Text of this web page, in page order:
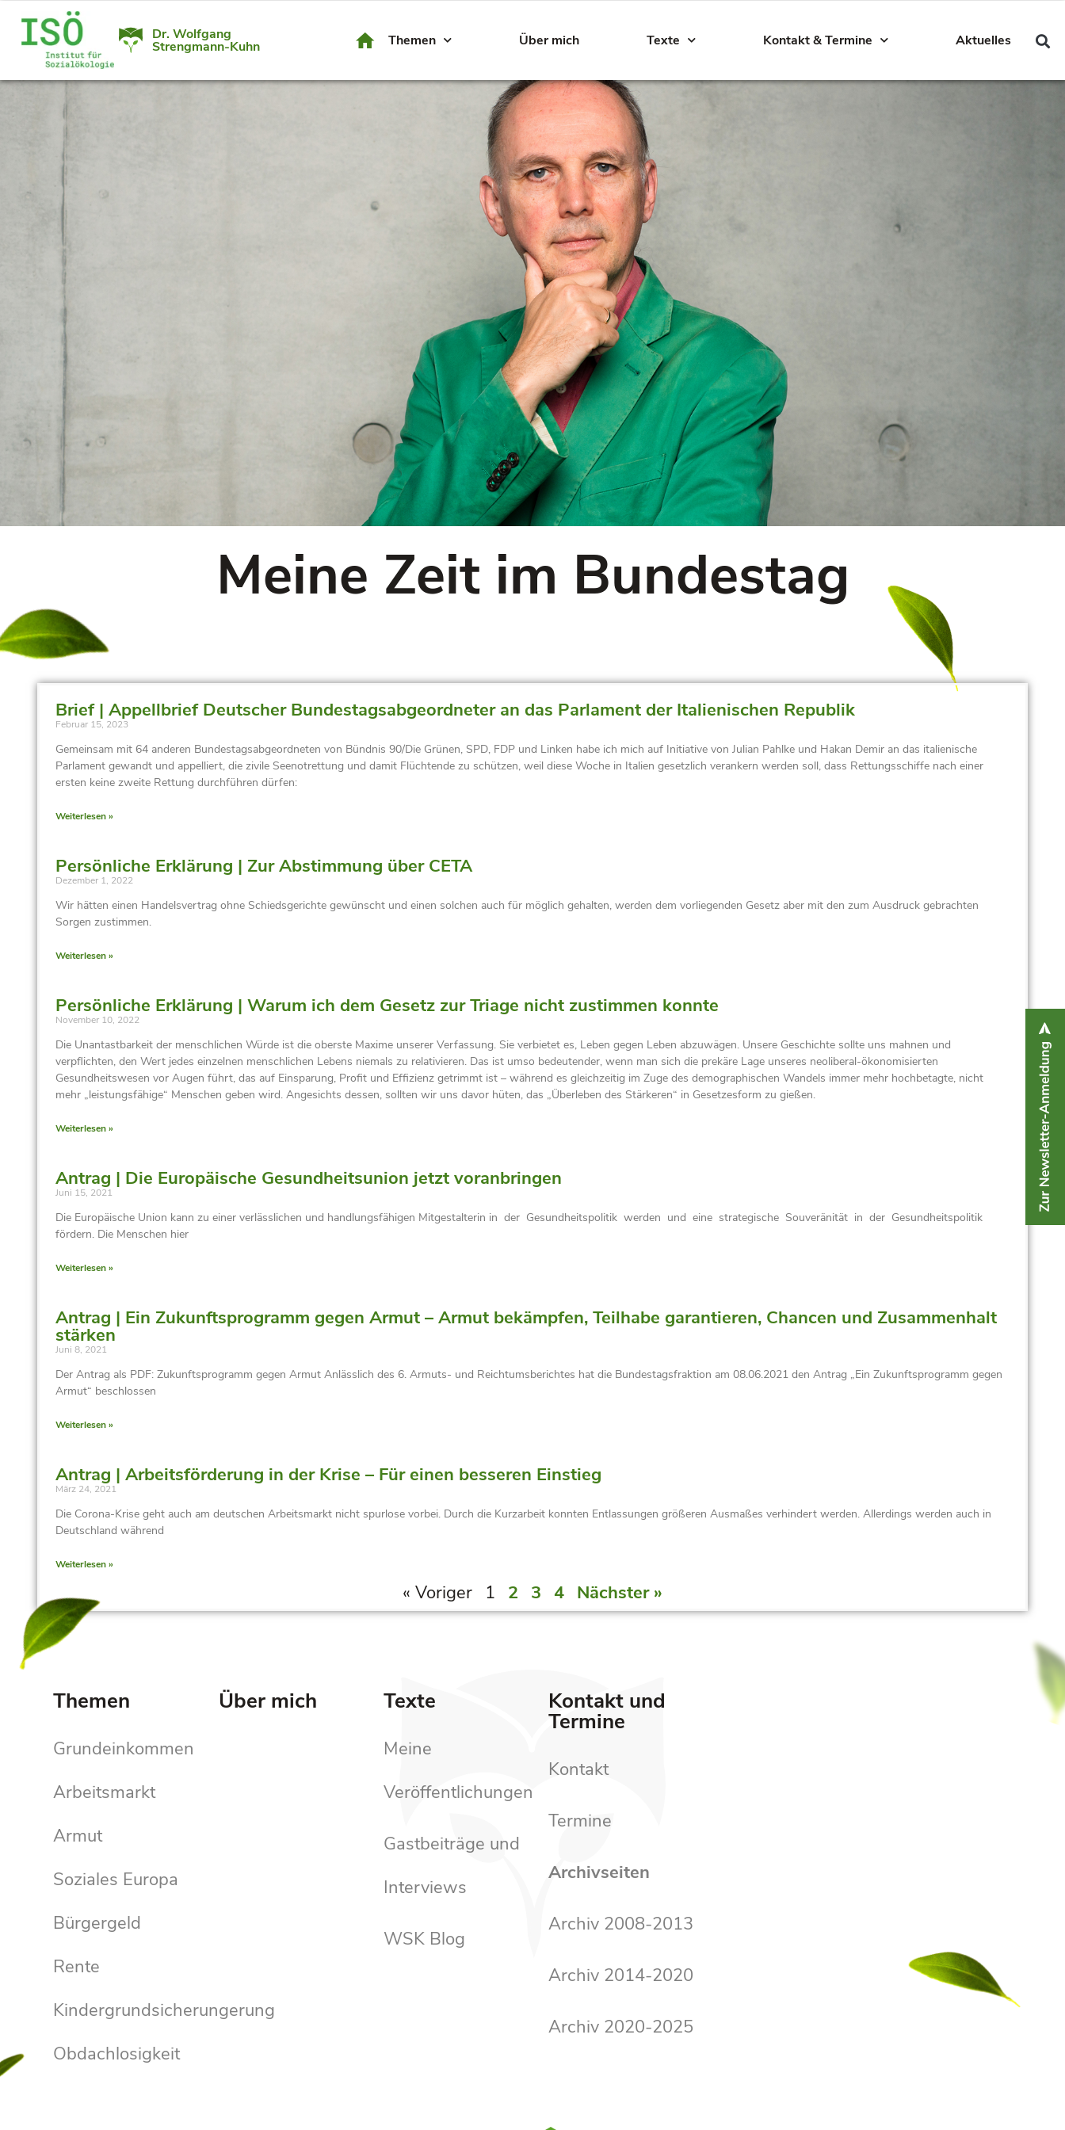
Dr. Wolfgang
Strengmann-Kuhn Themen Über mich Texte Kontakt & Termine Aktuelles
Meine Zeit im Bundestag
Brief | Appellbrief Deutscher Bundestagsabgeordneter an das Parlament der Italienischen Republik
Februar 15, 2023
Gemeinsam mit 64 anderen Bundestagsabgeordneten von Bündnis 90/Die Grünen, SPD, FDP und Linken habe ich mich auf Initiative von Julian Pahlke und Hakan Demir an das italienische
Parlament gewandt und appelliert, die zivile Seenotrettung und damit Flüchtende zu schützen, weil diese Woche in Italien gesetzlich verankern werden soll, dass Rettungsschiffe nach einer
ersten keine zweite Rettung durchführen dürfen:
Weiterlesen »
Persönliche Erklärung | Zur Abstimmung über CETA
Dezember 1, 2022
Wir hätten einen Handelsvertrag ohne Schiedsgerichte gewünscht und einen solchen auch für möglich gehalten, werden dem vorliegenden Gesetz aber mit den zum Ausdruck gebrachten
Sorgen zustimmen.
Weiterlesen »
Persönliche Erklärung | Warum ich dem Gesetz zur Triage nicht zustimmen konnte
November 10, 2022
Die Unantastbarkeit der menschlichen Würde ist die oberste Maxime unserer Verfassung. Sie verbietet es, Leben gegen Leben abzuwägen. Unsere Geschichte sollte uns mahnen und
verpflichten, den Wert jedes einzelnen menschlichen Lebens niemals zu relativieren. Das ist umso bedeutender, wenn man sich die prekäre Lage unseres neoliberal-ökonomisierten
Gesundheitswesen vor Augen führt, das auf Einsparung, Profit und Effizienz getrimmt ist – während es gleichzeitig im Zuge des demographischen Wandels immer mehr hochbetagte, nicht
mehr „leistungsfähige“ Menschen geben wird. Angesichts dessen, sollten wir uns davor hüten, das „Überleben des Stärkeren“ in Gesetzesform zu gießen.
Weiterlesen »
Antrag | Die Europäische Gesundheitsunion jetzt voranbringen
Juni 15, 2021
Die Europäische Union kann zu einer verlässlichen und handlungsfähigen Mitgestalterin in der Gesundheitspolitik werden und eine strategische Souveränität in der Gesundheitspolitik
fördern. Die Menschen hier
Weiterlesen »
Antrag | Ein Zukunftsprogramm gegen Armut – Armut bekämpfen, Teilhabe garantieren, Chancen und Zusammenhalt
stärken
Juni 8, 2021
Der Antrag als PDF: Zukunftsprogramm gegen Armut Anlässlich des 6. Armuts- und Reichtumsberichtes hat die Bundestagsfraktion am 08.06.2021 den Antrag „Ein Zukunftsprogramm gegen
Armut“ beschlossen
Weiterlesen »
Antrag | Arbeitsförderung in der Krise – Für einen besseren Einstieg
März 24, 2021
Die Corona-Krise geht auch am deutschen Arbeitsmarkt nicht spurlose vorbei. Durch die Kurzarbeit konnten Entlassungen größeren Ausmaßes verhindert werden. Allerdings werden auch in
Deutschland während
Weiterlesen »
« Voriger 1 2 3 4 Nächster »
Themen
Grundeinkommen
Arbeitsmarkt
Armut
Soziales Europa
Bürgergeld
Rente
Kindergrundsicherungerung
Obdachlosigkeit
Über mich Texte
Meine
Veröffentlichungen
Gastbeiträge und
Interviews
WSK Blog
Kontakt und
Termine
Kontakt
Termine
Archivseiten
Archiv 2008-2013
Archiv 2014-2020
Archiv 2020-2025